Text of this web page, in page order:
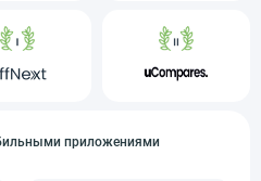
приложениями